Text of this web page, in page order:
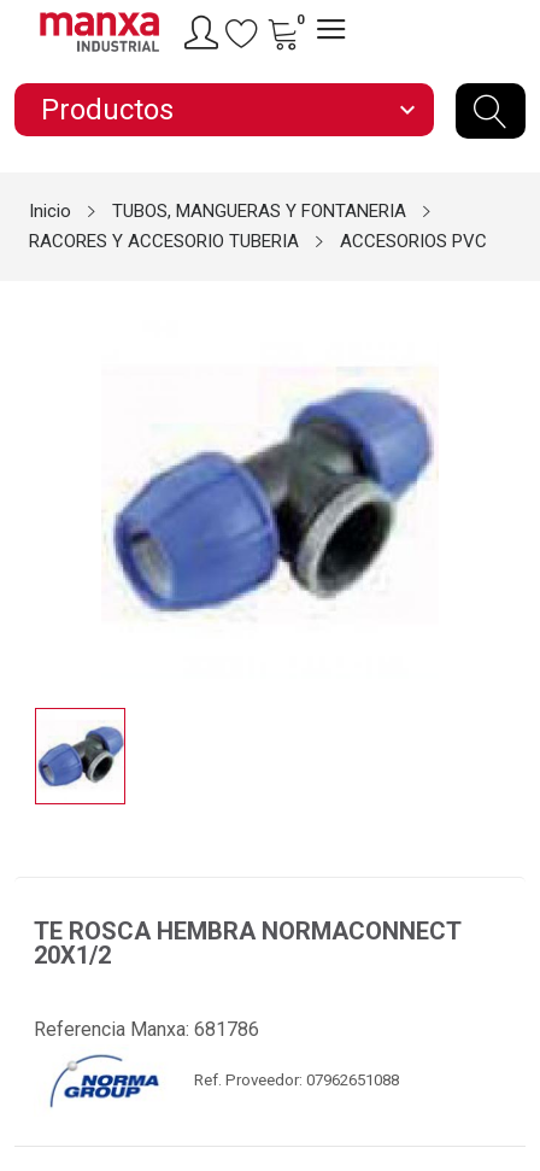
0
Productos expand_more
Inicio
TUBOS, MANGUERAS Y FONTANERIA
RACORES Y ACCESORIO TUBERIA
ACCESORIOS PVC
TE ROSCA HEMBRA NORMACONNECT
20X1/2
Referencia Manxa: 681786
Ref. Proveedor: 07962651088